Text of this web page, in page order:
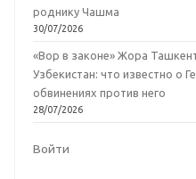
роднику Чашма
30/07/2026
«Вор в законе» Жора
Узбекистан: что известно о
обвинениях против него
28/07/2026
Войти